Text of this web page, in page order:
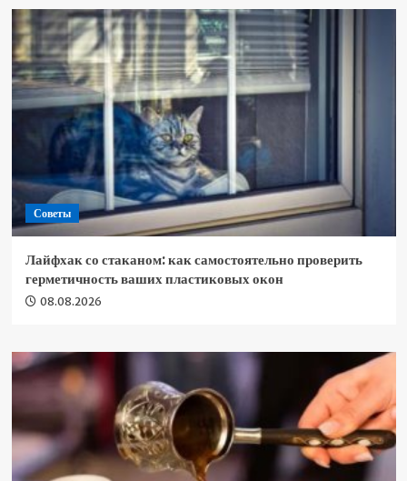
Советы
Лайфхак со стаканом: как самостоятельно проверить
герметичность ваших пластиковых окон
08.08.2026